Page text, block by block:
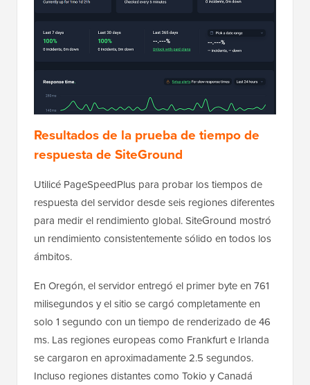
Resultados de la prueba de tiempo de
respuesta de SiteGround
Utilicé PageSpeedPlus para probar los tiempos de
respuesta del servidor desde seis regiones diferentes
para medir el rendimiento global. SiteGround mostró
un rendimiento consistentemente sólido en todos los
ámbitos.
En Oregón, el servidor entregó el primer byte en 761
milisegundos y el sitio se cargó completamente en
solo 1 segundo con un tiempo de renderizado de 46
ms. Las regiones europeas como Frankfurt e Irlanda
se cargaron en aproximadamente 2.5 segundos.
Incluso regiones distantes como Tokio y Canadá